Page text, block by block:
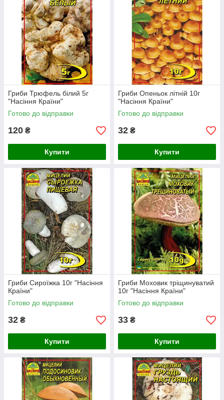
Гриби Трюфель білий 5г
"Насіння Країни"
Готово до відправки
120 ₴
Купити
Гриби Опеньок літній 10г
"Насіння Країни"
Готово до відправки
32 ₴
Купити
Гриби Сироїжка 10г "Насіння
Країни"
Готово до відправки
32 ₴
Купити
Гриби Моховик тріщинуватий
10г "Насіння Країни"
Готово до відправки
33 ₴
Купити